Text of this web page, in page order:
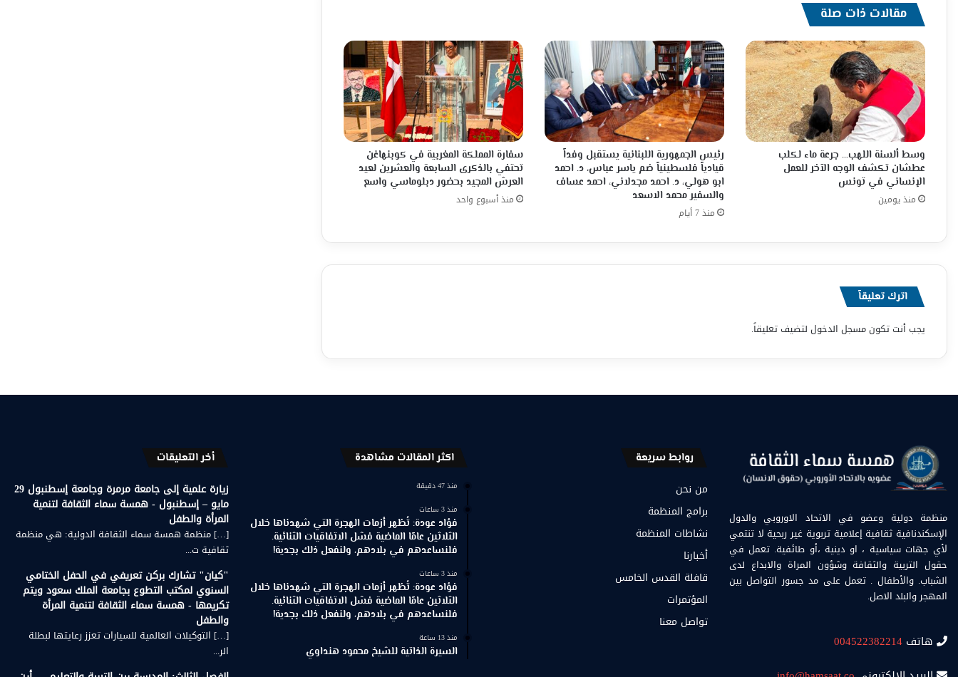
مقالات ذات صلة
وسط ألسنة اللهب… جرعة ماء لكلب
عطشان تكشف الوجه الآخر للعمل
الإنساني في تونس
منذ يومين
رئيس الجمهورية اللبنانية يستقبل وفداً
قيادياً فلسطينياً ضم ياسر عباس، د. احمد
ابو هولي، د. احمد مجدلاني، احمد عساف
والسفير محمد الاسعد
منذ 7 أيام
سفارة المملكة المغربية في كوبنهاغن
تحتفي بالذكرى السابعة والعشرين لعيد
العرش المجيد بحضور دبلوماسي واسع
منذ أسبوع واحد
اترك تعليقاً
يجب أنت تكونمسجل الدخول لتضيف تعليقاً.
منظمة دولية وعضو في الاتحاد الاوروبي والدول
الإسكندنافية ثقافية إعلامية تربوية غير ربحية لا تنتمي
لأي جهات سياسية ، او دينية ،أو طائفية. تعمل في
حقول التربية والثقافة وشؤون المراة والابداع لدى
الشباب. والأطفال . تعمل على مد جسور التواصل بين
المهجر والبلد الاصل.
هاتف 004522382214
روابط سريعة
من نحن
برامج المنظمة
نشاطات المنظمة
أخبارنا
قافلة القدس الخامس
المؤتمرات
تواصل معنا
اكثر المقالات مشاهدة
منذ 47 دقيقة
منذ 3 ساعات
فؤاد عودة: تُظهر أزمات الهجرة التي شهدناها خلال
الثلاثين عامًا الماضية فشل الاتفاقيات الثنائية.
فلنساعدهم في بلادهم، ولنفعل ذلك بجدية!
منذ 3 ساعات
فؤاد عودة: تُظهر أزمات الهجرة التي شهدناها خلال
الثلاثين عامًا الماضية فشل الاتفاقيات الثنائية.
فلنساعدهم في بلادهم، ولنفعل ذلك بجدية!
منذ 13 ساعة
السيرة الذاتية للشيخ محمود هنداوي
أخر التعليقات
زيارة علمية إلى جامعة مرمرة وجامعة إسطنبول 29
مايو – إسطنبول - همسة سماء الثقافة لتنمية
المرأة والطفل
[…] منظمة همسة سماء الثقافة الدولية: هي منظمة
ثقافية ت...
"كيان" تشارك بركن تعريفي في الحفل الختامي
السنوي لمكتب التطوع بجامعة الملك سعود ويتم
تكريمها - همسة سماء الثقافة لتنمية المرأة
والطفل
[…] التوكيلات العالمية للسيارات تعزز رعايتها لبطلة
الر...